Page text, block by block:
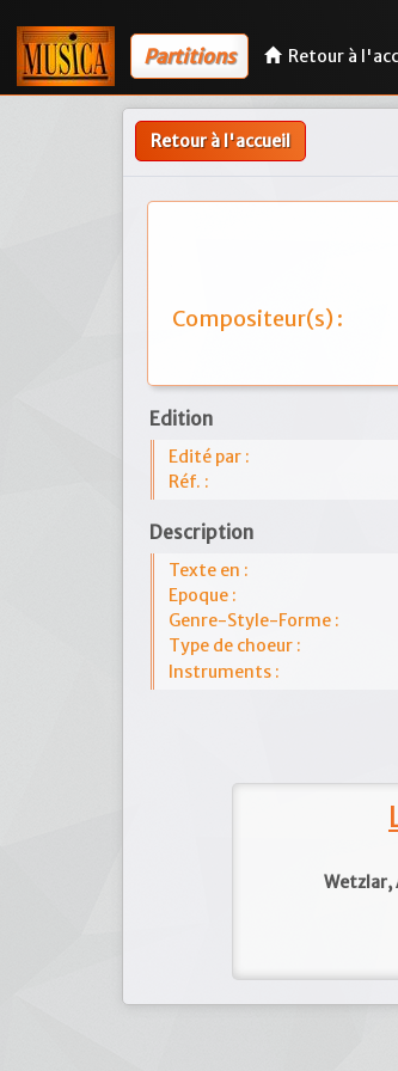
Partitions Retour à
Retour à l'accueil
Compositeur(s) :
Edition
Edité par :
Réf. :
Description
Texte en :
Epoque :
Genre-Style-Forme :
Type de choeur :
Instruments :
Wetzlar,